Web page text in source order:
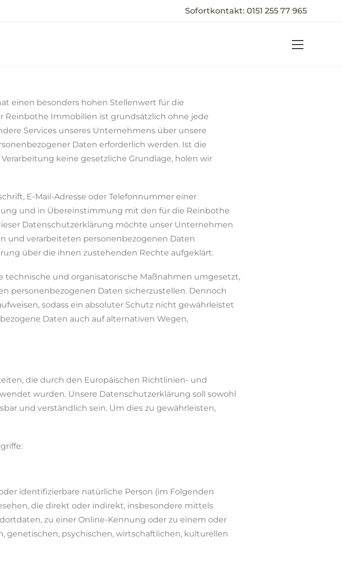
Sofortkontakt: 0151 255 77 965
einen besonders hohen Stellenwert für die
Immobilien ist grundsätzlich ohne jede
Services unseres Unternehmens über unsere
Daten erforderlich werden. Ist die
keine gesetzliche Grundlage, holen wir
E-Mail-Adresse oder Telefonnummer einer
und in Übereinstimmung mit den für die Reinbothe
Datenschutzerklärung möchte unser Unternehmen
und verarbeiteten personenbezogenen Daten
über die ihnen zustehenden Rechte aufgeklärt.
technische und organisatorische Maßnahmen umgesetzt,
personenbezogenen Daten sicherzustellen. Dennoch
sodass ein absoluter Schutz nicht gewährleistet
Daten auch auf alternativen Wegen,
die durch den Europäischen Richtlinien- und
wurden. Unsere Datenschutzerklärung soll sowohl
und verständlich sein. Um dies zu gewährleisten,
identifizierbare natürliche Person (im Folgenden
die direkt oder indirekt, insbesondere mittels
zu einer Online-Kennung oder zu einem oder
genetischen, psychischen, wirtschaftlichen, kulturellen